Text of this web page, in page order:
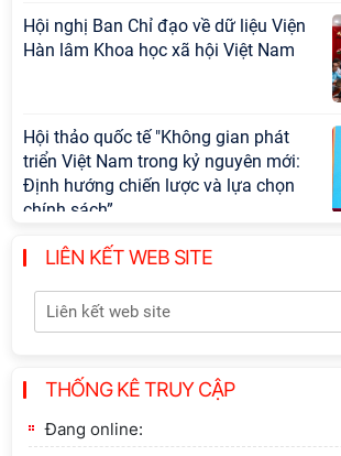
Hội nghị Ban Chỉ đạo về dữ liệu Viện
Hàn lâm Khoa học xã hội Việt Nam
Hội thảo quốc tế "Không gian phát
triển Việt Nam trong kỷ nguyên mới:
Định hướng chiến lược và lựa chọn
chính sách”
Khai quật công trường khai thác đá
Tôn
sinh đào tạo trình độ tiến sĩ đợt 1
LIÊN KẾT WEB SITE
THỐNG KÊ TRUY CẬP
Đang online: